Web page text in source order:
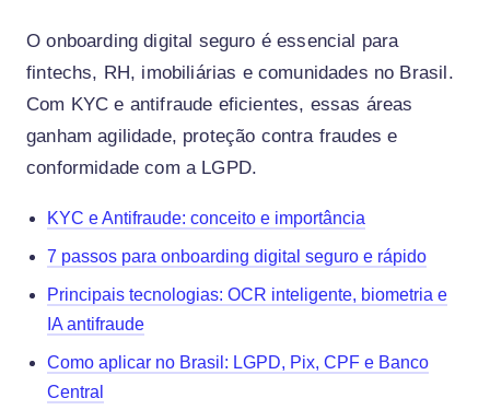
O onboarding digital seguro é essencial para
fintechs, RH, imobiliárias e comunidades no Brasil.
Com KYC e antifraude eficientes, essas áreas
ganham agilidade, proteção contra fraudes e
conformidade com a LGPD.
KYC e Antifraude: conceito e importância
7 passos para onboarding digital seguro e rápido
Principais tecnologias: OCR inteligente, biometria e
IA antifraude
Como aplicar no Brasil: LGPD, Pix, CPF e Banco
Central